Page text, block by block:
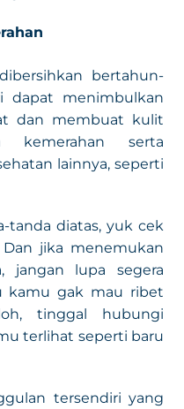
bertahun-
dapat menimbulkan
dan membuat kulit
kemerahan serta
lainnya, seperti
tanda diatas, yuk cek
jika menemukan
jangan lupa segera
kamu gak mau ribet
tinggal hubungi
terlihat seperti baru
tersendiri yang